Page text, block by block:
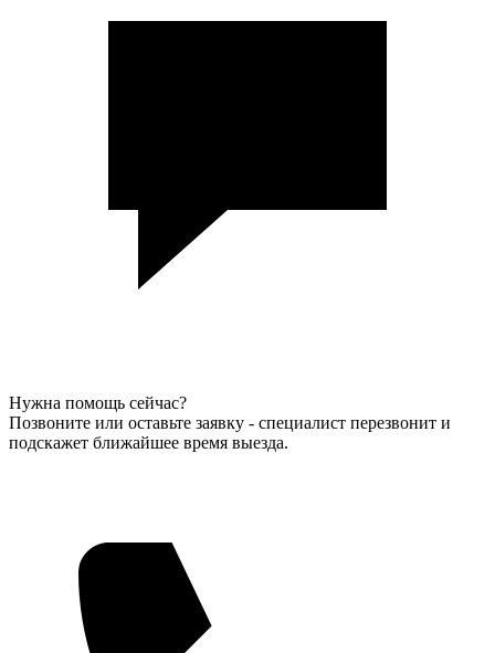
Нужна помощь сейчас?
Позвоните или оставьте заявку - специалист перезвонит и
подскажет ближайшее время выезда.